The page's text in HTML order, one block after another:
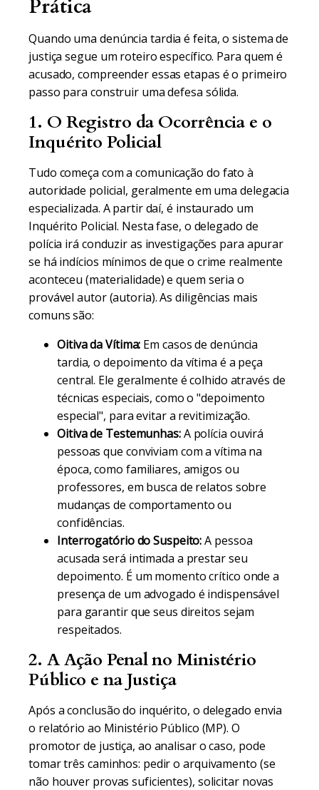
Prática
Quando uma denúncia tardia é feita, o sistema de
justiça segue um roteiro específico. Para quem é
acusado, compreender essas etapas é o primeiro
passo para construir uma defesa sólida.
1. O Registro da Ocorrência e o
Inquérito Policial
Tudo começa com a comunicação do fato à
autoridade policial, geralmente em uma delegacia
especializada. A partir daí, é instaurado um
Inquérito Policial. Nesta fase, o delegado de
polícia irá conduzir as investigações para apurar
se há indícios mínimos de que o crime realmente
aconteceu (materialidade) e quem seria o
provável autor (autoria). As diligências mais
comuns são:
Oitiva da Vítima: Em casos de denúncia
tardia, o depoimento da vítima é a peça
central. Ele geralmente é colhido através de
técnicas especiais, como o "depoimento
especial", para evitar a revitimização.
Oitiva de Testemunhas:A polícia ouvirá
pessoas que conviviam com a vítima na
época, como familiares, amigos ou
professores, em busca de relatos sobre
mudanças de comportamento ou
confidências.
Interrogatório do Suspeito:A pessoa
acusada será intimada a prestar seu
depoimento. É um momento crítico onde a
presença de um advogado é indispensável
para garantir que seus direitos sejam
respeitados.
2. A Ação Penal no Ministério
Público e na Justiça
Após a conclusão do inquérito, o delegado envia
o relatório ao Ministério Público (MP). O
promotor de justiça, ao analisar o caso, pode
tomar três caminhos: pedir o arquivamento (se
não houver provas suficientes), solicitar novas